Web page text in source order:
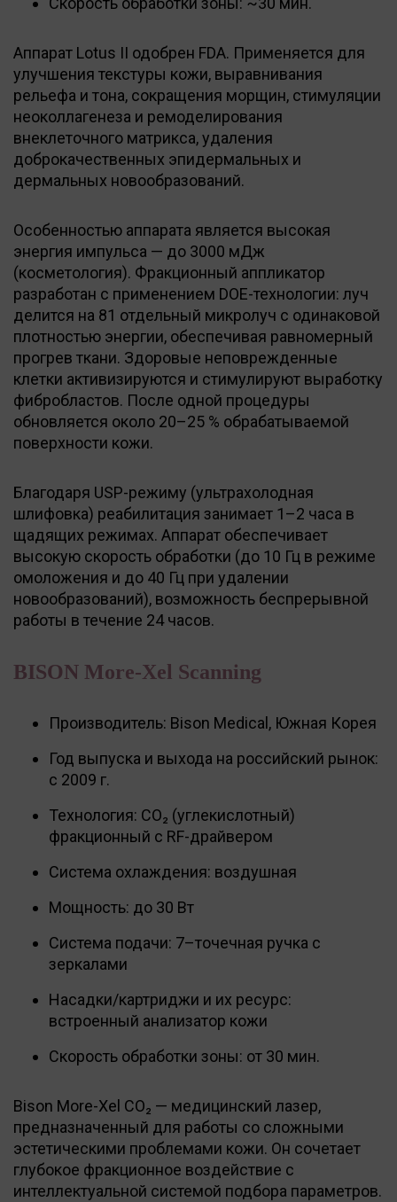
Аппарат Lotus II одобрен FDA. Применяется для
улучшения текстуры кожи, выравнивания
рельефа и тона, сокращения морщин, стимуляции
неоколлагенеза и ремоделирования
внеклеточного матрикса, удаления
доброкачественных эпидермальных и
дермальных новообразований.
Особенностью аппарата является высокая
энергия импульса — до 3000 мДж
(косметология). Фракционный аппликатор
разработан с применением DOE-технологии: луч
делится на 81 отдельный микролуч с одинаковой
плотностью энергии, обеспечивая равномерный
прогрев ткани. Здоровые неповрежденные
клетки активизируются и стимулируют выработку
фибробластов. После одной процедуры
обновляется около 20–25 % обрабатываемой
поверхности кожи.
Благодаря USP-режиму (ультрахолодная
шлифовка) реабилитация занимает 1–2 часа в
щадящих режимах. Аппарат обеспечивает
высокую скорость обработки (до 10 Гц в режиме
омоложения и до 40 Гц при удалении
новообразований), возможность беспрерывной
работы в течение 24 часов.
BISON More-Xel Scanning
Производитель: Bison Medical, Южная Корея
Год выпуска и выхода на российский рынок:
с 2009 г.
Технология: CO₂ (углекислотный)
фракционный с RF-драйвером
Система охлаждения: воздушная
Мощность: до 30 Вт
Система подачи: 7–точечная ручка c
зеркалами
Насадки/картриджи и их ресурс:
встроенный анализатор кожи
Скорость обработки зоны: от 30 мин.
Bison More-Xel CO₂ — медицинский лазер,
предназначенный для работы со сложными
эстетическими проблемами кожи. Он сочетает
глубокое фракционное воздействие с
интеллектуальной системой подбора параметров.